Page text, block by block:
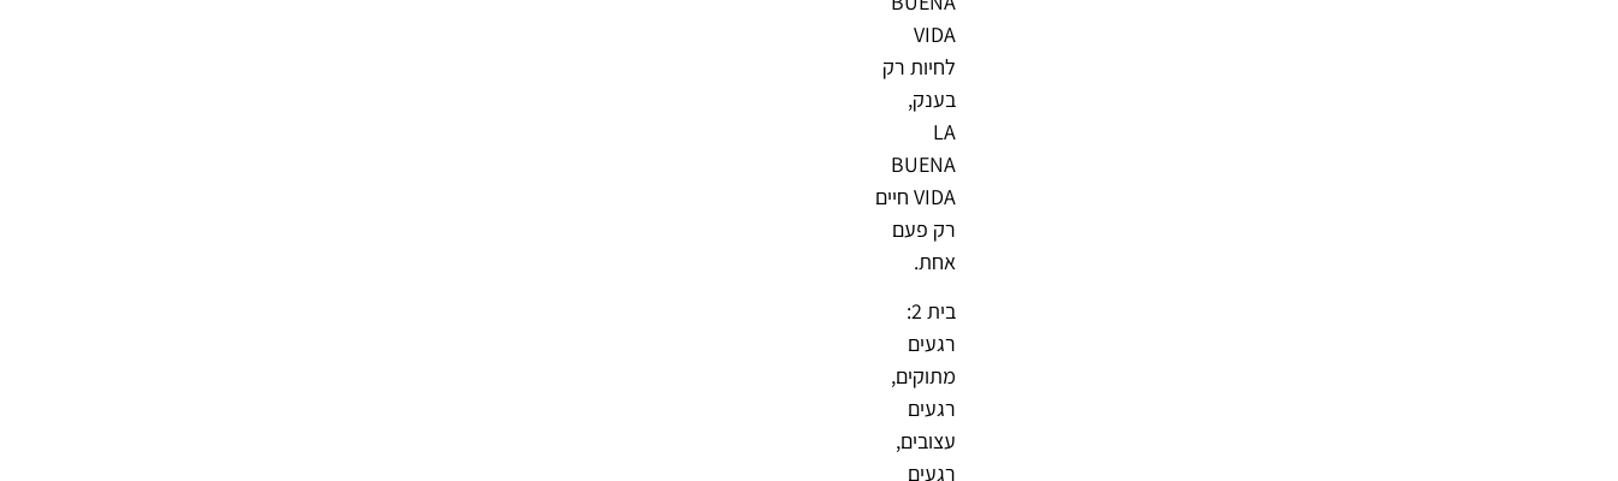
VIDA
לחיות רק
בענק,
LA
BUENA
VIDA חיים
רק פעם
אחת.
בית 2:
רגעים
מתוקים,
רגעים
עצובים,
רגעים